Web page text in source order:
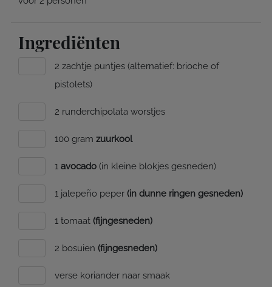
Ingrediënten
2 zachtje puntjes (alternatief: brioche of
pistolets)
2 runderchipolata worstjes
100 gram zuurkool
1 avocado (in kleine blokjes gesneden)
1 jalepeño peper (in dunne ringen gesneden)
1 tomaat (fijngesneden)
2 bosuien (fijngesneden)
verse koriander naar smaak